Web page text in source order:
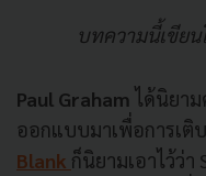
บทความนี้เขีย
Paul Graham ได้นิยาม
ออกแบบมาเพื่อการเติ
Blank ก็นิยามเอาไว้ว่า